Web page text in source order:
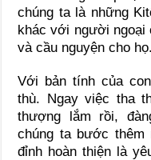
chúng ta là những
khác với người ngoại
và cầu nguyện cho họ.
Với bản tính của
thù. Ngay việc tha
thượng lắm rồi,
chúng ta bước
đỉnh hoàn thiện là